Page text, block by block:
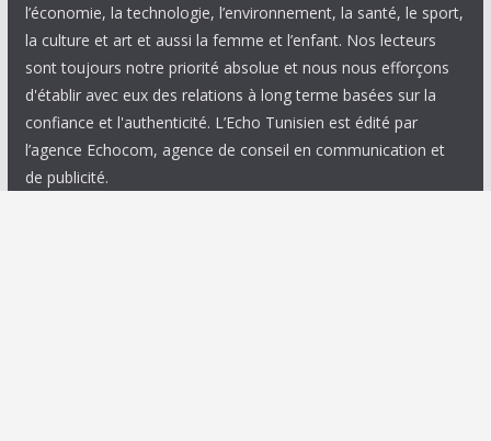
l’économie, la technologie, l’environnement, la santé, le sport,
la culture et art et aussi la femme et l’enfant. Nos lecteurs
sont toujours notre priorité absolue et nous nous efforçons
d'établir avec eux des relations à long terme basées sur la
confiance et l'authenticité. L’Echo Tunisien est édité par
l’agence Echocom, agence de conseil en communication et
de publicité.